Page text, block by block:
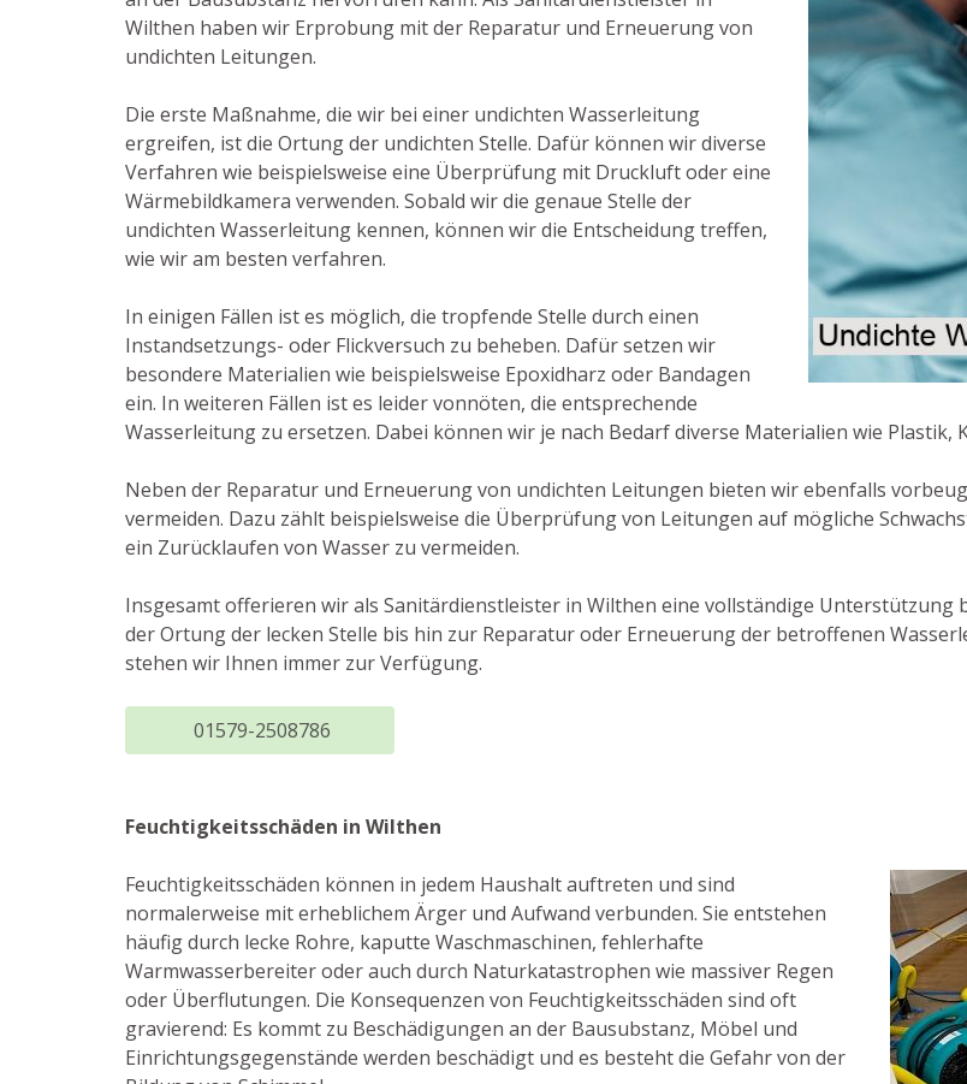
Wilthen haben wir Erprobung mit der Reparatur und Erneuerung von
undichten Leitungen.
Die erste Maßnahme, die wir bei einer undichten Wasserleitung
ergreifen, ist die Ortung der undichten Stelle. Dafür können wir diverse
Verfahren wie beispielsweise eine Überprüfung mit Druckluft oder eine
Wärmebildkamera verwenden. Sobald wir die genaue Stelle der
undichten Wasserleitung kennen, können wir die Entscheidung treffen,
wie wir am besten verfahren.
In einigen Fällen ist es möglich, die tropfende Stelle durch einen
Instandsetzungs- oder Flickversuch zu beheben. Dafür setzen wir
besondere Materialien wie beispielsweise Epoxidharz oder Bandagen
ein. In weiteren Fällen ist es leider vonnöten, die entsprechende
Wasserleitung zu ersetzen. Dabei können wir je nach Bedarf diverse Materialien wie Plastik,
Neben der Reparatur und Erneuerung von undichten Leitungen bieten wir ebenfalls
vermeiden. Dazu zählt beispielsweise die Überprüfung von Leitungen auf mögliche
ein Zurücklaufen von Wasser zu vermeiden.
Insgesamt offerieren wir als Sanitärdienstleister in Wilthen eine vollständige Unterstützung
der Ortung der lecken Stelle bis hin zur Reparatur oder Erneuerung der betroffenen
stehen wir Ihnen immer zur Verfügung.
01579-2508786
Feuchtigkeitsschäden in Wilthen
Feuchtigkeitsschäden können in jedem Haushalt auftreten und sind
normalerweise mit erheblichem Ärger und Aufwand verbunden. Sie entstehen
häufig durch lecke Rohre, kaputte Waschmaschinen, fehlerhafte
Warmwasserbereiter oder auch durch Naturkatastrophen wie massiver Regen
oder Überflutungen. Die Konsequenzen von Feuchtigkeitsschäden sind oft
gravierend: Es kommt zu Beschädigungen an der Bausubstanz, Möbel und
Einrichtungsgegenstände werden beschädigt und es besteht die Gefahr von der